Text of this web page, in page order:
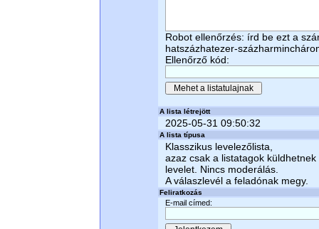
Robot ellenőrzés: írd be ezt a
hatszázhatezer-
Ellenőrző kód:
A lista létrejött
2025-05-31 09:50:32
A lista típusa
Klasszikus levelezőlista,
azaz csak a listatagok küldhetnek
levelet. Nincs moderálás.
A válaszlevél a feladónak megy.
Feliratkozás
E-mail címed: